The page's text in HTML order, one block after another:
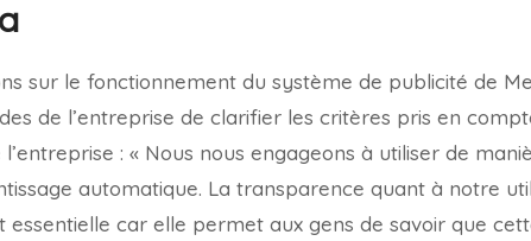
sur le fonctionnement du système de publicité de
de l’entreprise de clarifier les critères pris en
: « Nous nous engageons à utiliser de
automatique. La transparence quant à notre
essentielle car elle permet aux gens de savoir que